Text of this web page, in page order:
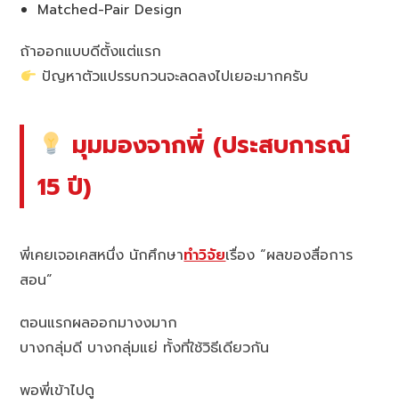
Matched-Pair Design
ถ้าออกแบบดีตั้งแต่แรก
ปัญหาตัวแปรรบกวนจะลดลงไปเยอะมากครับ
มุมมองจากพี่ (ประสบการณ์
15 ปี)
พี่เคยเจอเคสหนึ่ง นักศึกษาทำวิจัยเรื่อง “ผลของสื่อการ
สอน”
ตอนแรกผลออกมางงมาก
บางกลุ่มดี บางกลุ่มแย่ ทั้งที่ใช้วิธีเดียวกัน
พอพี่เข้าไปดู